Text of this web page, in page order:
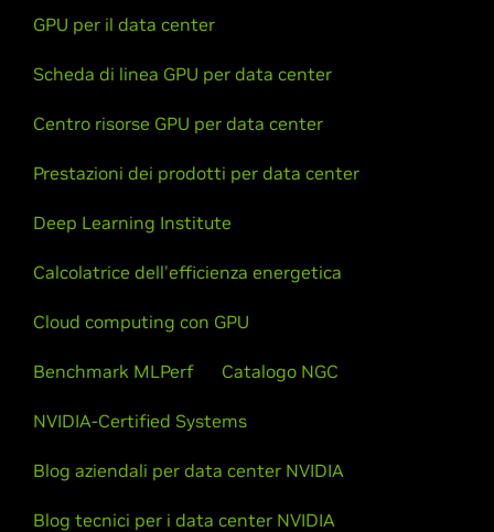
GPU per il data center
Scheda di linea GPU per data center
Centro risorse GPU per data center
Prestazioni dei prodotti per data center
Deep Learning Institute
Calcolatrice dell'efficienza energetica
Cloud computing con GPU
Benchmark MLPerf Catalogo NGC
NVIDIA-Certified Systems
Blog aziendali per data center NVIDIA
Blog tecnici per i data center NVIDIA